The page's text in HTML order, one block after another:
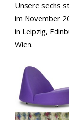
Unsere sechs
im November
in Leipzig,
Wien.